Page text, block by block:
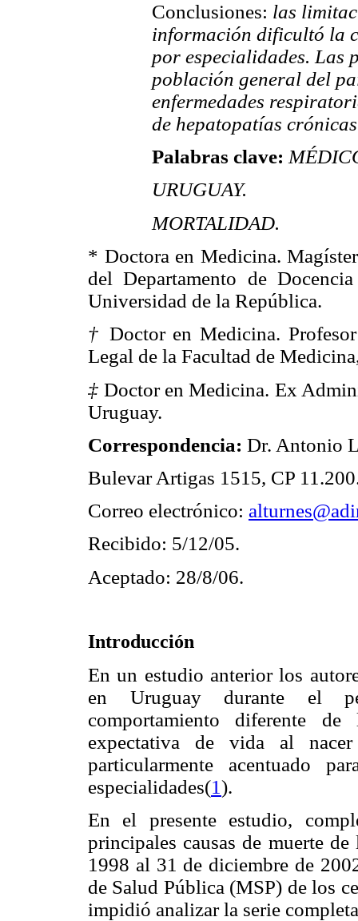
Conclusiones: las
información dificultó la
por especialidades. Las
población general del
enfermedades
de hepatopatías
Palabras clave:
URUGUAY.
MORTALIDAD.
* Doctora en Medicina.
del Departamento de
Universidad de la República.
† Doctor en Medicina.
Legal de la Facultad de
‡ Doctor en Medicina. Ex
Uruguay.
Correspondencia: Dr. Antonio
Bulevar Artigas 1515, CP
Correo electrónico:
Recibido: 5/12/05.
Aceptado: 28/8/06.
Introducción
En un estudio anterior los
en Uruguay durante el
comportamiento diferente
expectativa de vida al
particularmente acentuado
especialidades(1).
En el presente estudio,
principales causas de muerte
1998 al 31 de diciembre de
de Salud Pública (MSP) de los
impidió analizar la serie